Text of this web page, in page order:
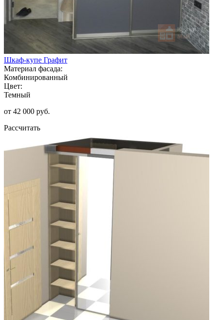
Шкаф-купе Графит
Материал фасада:
Комбинированный
Цвет:
Темный
от 42 000 руб.
Рассчитать